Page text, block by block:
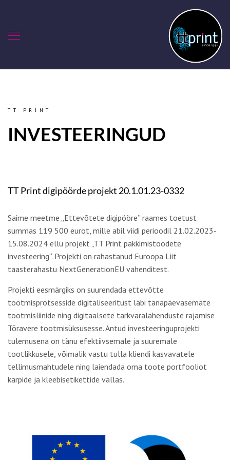
TT PRINT
INVESTEERINGUD
TT Print digipöörde projekt 20.1.01.23-0332
Saime meetme „Ettevõtete digipööre” raames toetust
summas 119 500 eurot, mille abil viidi perioodil 21.02.2023-
15.08.2024 ellu projekt „TT Print pakkimistoodete
investeering“. Projekti on rahastanud Euroopa Liit
taasterahastu NextGenerationEU vahenditest.
Projekti eesmärgiks on suurendada ettevõtte
tootmisprotsesside digitaliseeritust läbi tänapäevasemate
tootmisliinide ning digitaalsete tarkvaralahenduste rajamise
Tõravere tootmisüksusesse. Antud investeeringuprojekti
tulemusena on tänu efektiivsemale ja suuremale
tootlikkusele, võimalik vastu tulla kliendi kasvavatele
tellimusmahtudele ning laiendada oma toote portfooliot
karpide ja kleebisetikettide vallas.